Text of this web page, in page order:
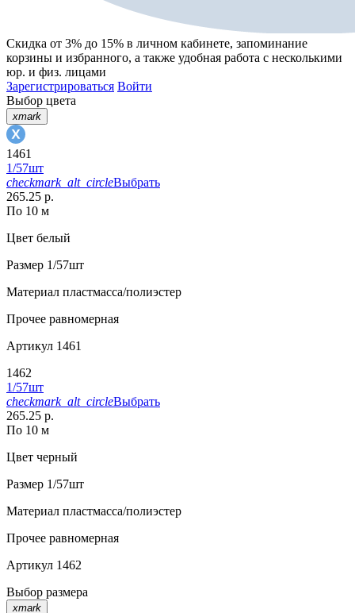
Скидка от 3% до 15% в личном кабинете, запоминание
корзины и избранного, а также удобная работа с несколькими
юр. и физ. лицами
Зарегистрироваться Войти
Выбор цвета
xmark
1461
1/57шт
checkmark_alt_circleВыбрать
265.25 р.
По 10 м
Цвет белый
Размер 1/57шт
Материал пластмасса/полиэстер
Прочее равномерная
Артикул 1461
1462
1/57шт
checkmark_alt_circleВыбрать
265.25 р.
По 10 м
Цвет черный
Размер 1/57шт
Материал пластмасса/полиэстер
Прочее равномерная
Артикул 1462
Выбор размера
xmark